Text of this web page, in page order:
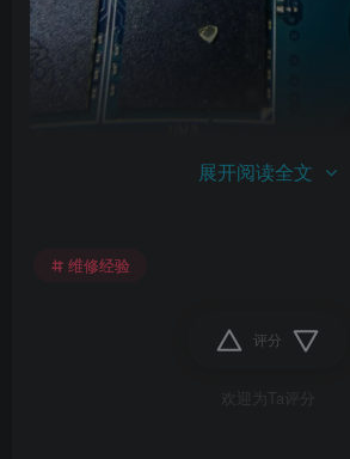
展开阅读全文
维修经验
评分
欢迎为Ta评分